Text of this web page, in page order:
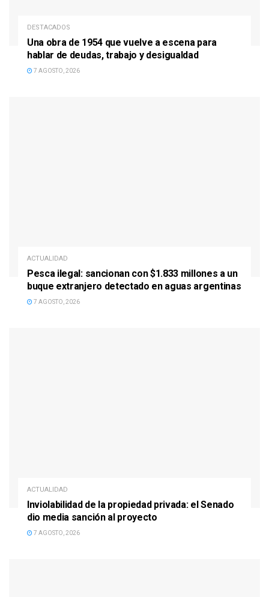
DESTACADOS
Una obra de 1954 que vuelve a escena para
hablar de deudas, trabajo y desigualdad
7 AGOSTO, 2026
ACTUALIDAD
Pesca ilegal: sancionan con $1.833 millones a un
buque extranjero detectado en aguas argentinas
7 AGOSTO, 2026
ACTUALIDAD
Inviolabilidad de la propiedad privada: el Senado
dio media sanción al proyecto
7 AGOSTO, 2026